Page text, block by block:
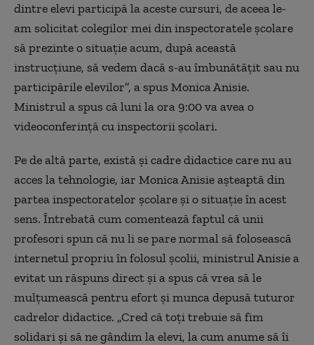
dintre elevi participă la aceste cursuri, de aceea le-
am solicitat colegilor mei din inspectoratele şcolare
să prezinte o situaţie acum, după această
instrucţiune, să vedem dacă s-au îmbunătăţit sau nu
participările elevilor”, a spus Monica Anisie.
Ministrul a spus că luni la ora 9:00 va avea o
videoconferință cu inspectorii școlari.
Pe de altă parte, există și cadre didactice care nu au
acces la tehnologie, iar Monica Anisie așteaptă din
partea inspectoratelor şcolare și o situație în acest
sens. Întrebată cum comentează faptul că unii
profesori spun că nu li se pare normal să folosească
internetul propriu în folosul școlii, ministrul Anisie a
evitat un răspuns direct și a spus că vrea să le
mulțumească pentru efort și munca depusă tuturor
cadrelor didactice. „Cred că toți trebuie să fim
solidari și să ne gândim la elevi, la cum anume să îi